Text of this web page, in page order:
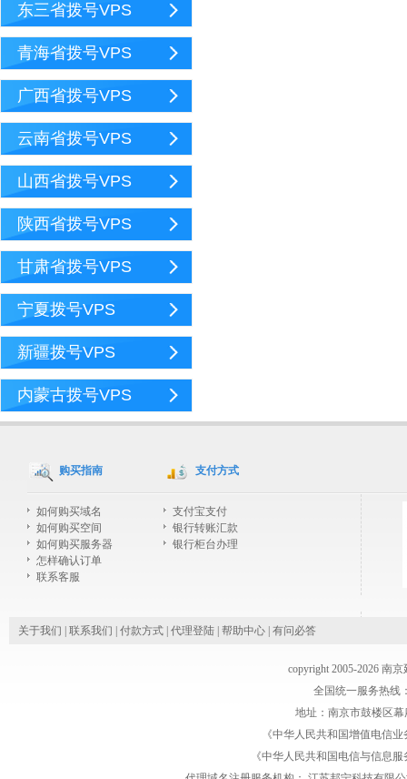
东三省拨号VPS
青海省拨号VPS
广西省拨号VPS
云南省拨号VPS
山西省拨号VPS
陕西省拨号VPS
甘肃省拨号VPS
宁夏拨号VPS
新疆拨号VPS
内蒙古拨号VPS
购买指南
如何购买域名
如何购买空间
如何购买服务器
怎样确认订单
联系客服
支付方式
支付宝支付
银行转账汇款
银行柜台办理
关于我们 联系我们 付款方式 代理登陆 帮助中心 有问必答
copyright 2005-2026 南
全国统一服务热线
地址：南京市鼓楼区幕
《中华人民共和国增值电信
《中华人民共和国电信与信息